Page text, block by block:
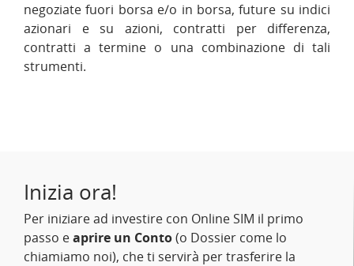
negoziate fuori borsa e/o in borsa, future su indici
azionari e su azioni, contratti per differenza,
contratti a termine o una combinazione di tali
strumenti.
Inizia ora!
Per iniziare ad investire con Online SIM il primo
passo eaprire un Conto(o Dossier come lo
chiamiamo noi), che ti servirà per trasferire la